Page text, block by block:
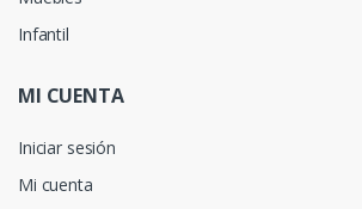
Infantil
MI CUENTA
Iniciar sesión
Mi cuenta